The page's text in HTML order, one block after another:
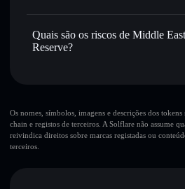
não-custodial onde controlas as tuas
Solflare
Middle Eastern Gas
Quais são os riscos de Middle
Reserve?
Middle
detentores
Os nomes, símbolos, imagens e descrições dos
chain e registos de terceiros. A Solflare não assume
reivindica direitos sobre marcas registadas ou
terceiros.